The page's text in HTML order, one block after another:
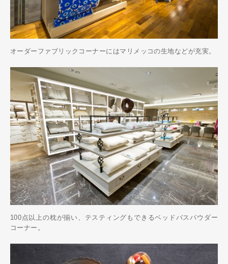
Art&DesignWatchFashion
CarsProduct CultureLifestyle
Pen Membership
Magazine
Official Columnist
About
Contact
Pen Meet
オーダーファブリックコーナーにはマリメッコの生地などが充実。
100点以上の枕が揃い、テスティングもできるベッドバスパウダー
コーナー。